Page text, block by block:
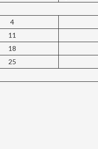
4
11
18
25